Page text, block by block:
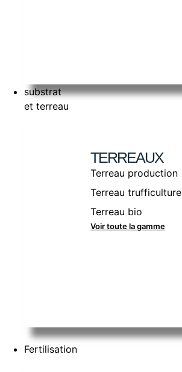
substrat
et terreau
TERREAUX
Terreau production
Terreau trufficulture
Terreau bio
Voir toute la gamme
Fertilisation